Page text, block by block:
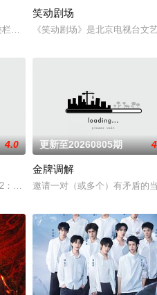
提供客观理性的分析及双方契合程度
烫初心不变！将“见天地之广阔，解
栏目中一枝独秀，领跑全国，是辽宁
笑动剧场
《笑动剧场》是北京电视台文
纠纷、营造和谐社会为宗旨，用老百
的讲座式栏目，栏目宗旨为建构时
4.0
00在江西卫视准时播出，周一至周
更新至20260805期
金牌调解
邀请一对（或多个）有矛盾的